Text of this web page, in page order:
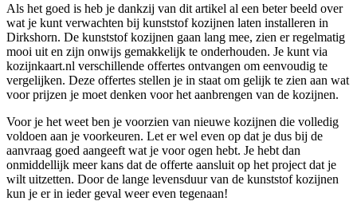
Als het goed is heb je dankzij van dit artikel al een beter beeld over
wat je kunt verwachten bij kunststof kozijnen laten installeren in
Dirkshorn. De kunststof kozijnen gaan lang mee, zien er regelmatig
mooi uit en zijn onwijs gemakkelijk te onderhouden. Je kunt via
kozijnkaart.nl verschillende offertes ontvangen om eenvoudig te
vergelijken. Deze offertes stellen je in staat om gelijk te zien aan wat
voor prijzen je moet denken voor het aanbrengen van de kozijnen.
Voor je het weet ben je voorzien van nieuwe kozijnen die volledig
voldoen aan je voorkeuren. Let er wel even op dat je dus bij de
aanvraag goed aangeeft wat je voor ogen hebt. Je hebt dan
onmiddellijk meer kans dat de offerte aansluit op het project dat je
wilt uitzetten. Door de lange levensduur van de kunststof kozijnen
kun je er in ieder geval weer even tegenaan!